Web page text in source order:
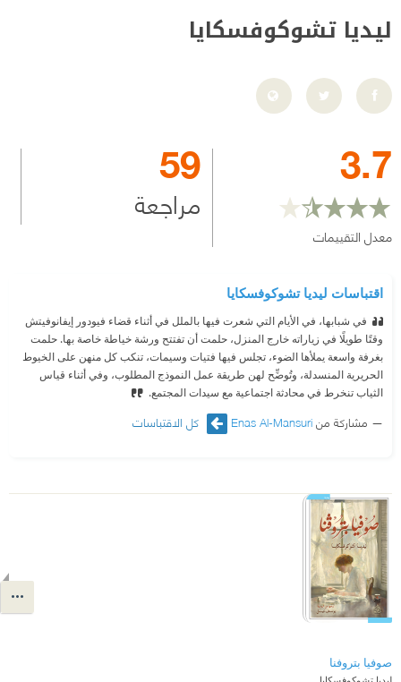
ليديا تشوكوفسكايا
3.7
معدل التقييمات
59
مراجعة
اقتباسات ليديا تشوكوفسكايا
في شبابها، في الأيام التي شعرت فيها بالملل في أثناء قضاء فيودور إيفانوفيتش
وقتًا طويلًا في زياراته خارج المنزل، حلمت أن تفتتح ورشة خياطة خاصة بها. حلمت
بغرفة واسعة يملأها الضوء، تجلس فيها فتيات وسيمات، تنكب كل منهن على الخيوط
الحريرية المنسدلة، وتُوضِّح لهن طريقة عمل النموذج المطلوب، وفي أثناء قياس
الثياب تنخرط في محادثة اجتماعية مع سيدات المجتمع.
مشاركة منEnas Al-Mansuri كل الاقتباسات
صوفيا بتروفنا